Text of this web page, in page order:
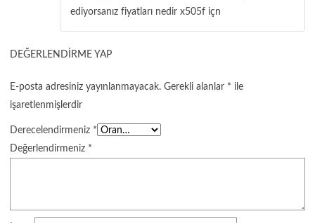
ediyorsanız fiyatları nedir x505f içn
DEĞERLENDIRME YAP
E-posta adresiniz yayınlanmayacak. Gerekli alanlar * ile
işaretlenmişlerdir
Derecelendirmeniz *
Değerlendirmeniz *